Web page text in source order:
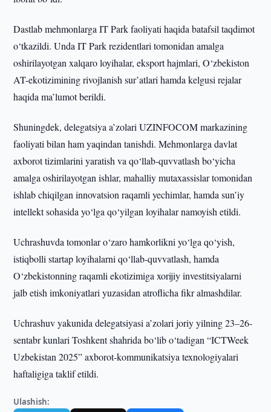
Dastlab mehmonlarga IT Park faoliyati haqida batafsil taqdimot
o‘tkazildi. Unda IT Park rezidentlari tomonidan amalga
oshirilayotgan xalqaro loyihalar, eksport hajmlari, O‘zbekiston
AT-ekotizimining rivojlanish sur’atlari hamda kelgusi rejalar
haqida ma’lumot berildi.
Shuningdek, delegatsiya a’zolari UZINFOCOM markazining
faoliyati bilan ham yaqindan tanishdi. Mehmonlarga davlat
axborot tizimlarini yaratish va qo‘llab-quvvatlash bo‘yicha
amalga oshirilayotgan ishlar, mahalliy mutaxassislar tomonidan
ishlab chiqilgan innovatsion raqamli yechimlar, hamda sun’iy
intellekt sohasida yo‘lga qo‘yilgan loyihalar namoyish etildi.
Uchrashuvda tomonlar o‘zaro hamkorlikni yo‘lga qo‘yish,
istiqbolli startap loyihalarni qo‘llab-quvvatlash, hamda
O‘zbekistonning raqamli ekotizimiga xorijiy investitsiyalarni
jalb etish imkoniyatlari yuzasidan atroflicha fikr almashdilar.
Uchrashuv yakunida delegatsiyasi a’zolari joriy yilning 23–26-
sentabr kunlari Toshkent shahrida bo‘lib o‘tadigan “ICTWeek
Uzbekistan 2025” axborot-kommunikatsiya texnologiyalari
haftaligiga taklif etildi.
Ulashish: